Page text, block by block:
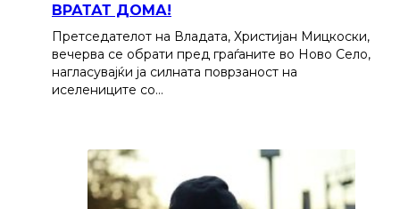
ВРАТАТ ДОМА!
Претседателот на Владата, Христијан Мицкоски,
вечерва се обрати пред граѓаните во Ново Село,
нагласувајќи ја силната поврзаност на
иселениците со…